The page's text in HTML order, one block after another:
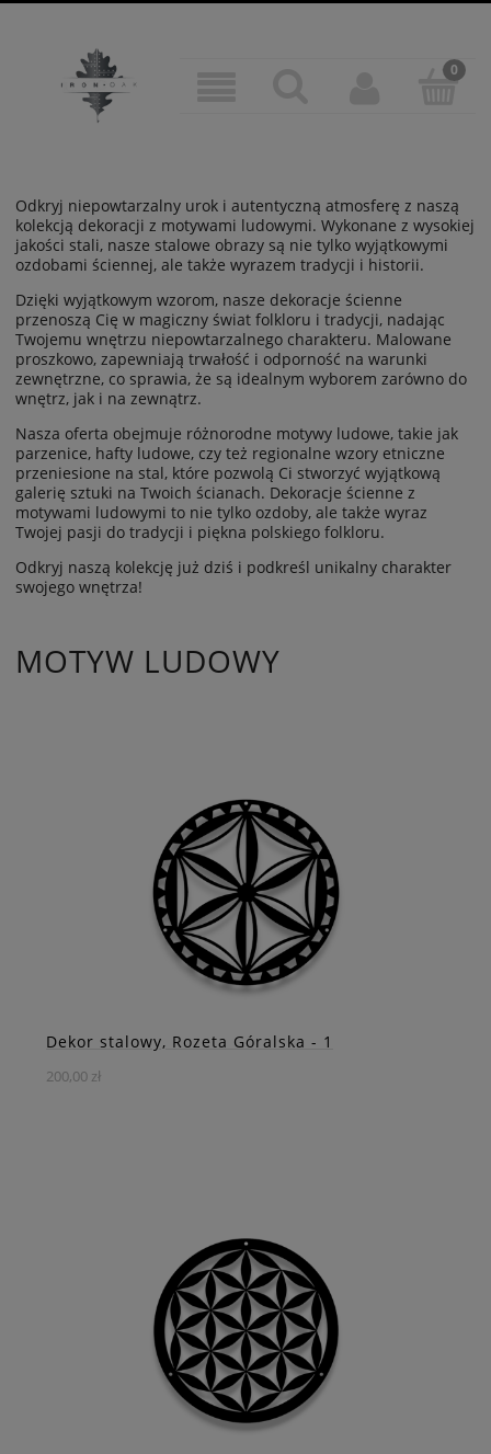
Odkryj niepowtarzalny urok i autentyczną atmosferę z naszą
kolekcją dekoracji z motywami ludowymi. Wykonane z wysokiej
jakości stali, nasze stalowe obrazy są nie tylko wyjątkowymi
ozdobami ściennej, ale także wyrazem tradycji i historii.
Dzięki wyjątkowym wzorom, nasze dekoracje ścienne
przenoszą Cię w magiczny świat folkloru i tradycji, nadając
Twojemu wnętrzu niepowtarzalnego charakteru. Malowane
proszkowo, zapewniają trwałość i odporność na warunki
zewnętrzne, co sprawia, że są idealnym wyborem zarówno do
wnętrz, jak i na zewnątrz.
Nasza oferta obejmuje różnorodne motywy ludowe, takie jak
parzenice, hafty ludowe, czy też regionalne wzory etniczne
przeniesione na stal, które pozwolą Ci stworzyć wyjątkową
galerię sztuki na Twoich ścianach. Dekoracje ścienne z
motywami ludowymi to nie tylko ozdoby, ale także wyraz
Twojej pasji do tradycji i piękna polskiego folkloru.
Odkryj naszą kolekcję już dziś i podkreśl unikalny charakter
swojego wnętrza!
MOTYW LUDOWY
Dekor stalowy, Rozeta Góralska - 1
200,00 zł
naszej stalowej rozecie, i dodaj swojemu otoczeniu nutę
autentyczności i piękna, której nie sposób się oprzeć.
DO KOSZYKA
ZOBACZ WIĘCEJ